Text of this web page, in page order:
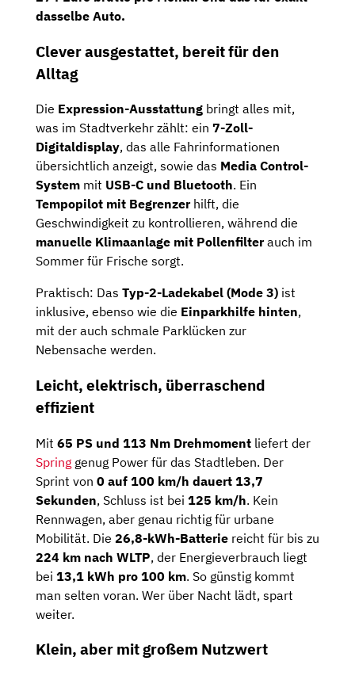
dasselbe Auto.
Clever ausgestattet, bereit für den
Alltag
Die Expression-Ausstattung bringt alles mit,
was im Stadtverkehr zählt: ein 7-Zoll-
Digitaldisplay, das alle Fahrinformationen
übersichtlich anzeigt, sowie das Media Control-
System mit USB-C und Bluetooth. Ein
Tempopilot mit Begrenzerhilft, die
Geschwindigkeit zu kontrollieren, während die
manuelle Klimaanlage mit Pollenfilterauch im
Sommer für Frische sorgt.
Praktisch: Das Typ-2-Ladekabel (Mode 3) ist
inklusive, ebenso wie die Einparkhilfe hinten,
mit der auch schmale Parklücken zur
Nebensache werden.
Leicht, elektrisch, überraschend
effizient
Mit 65 PS und 113 Nm Drehmoment liefert der
Spring genug Power für das Stadtleben. Der
Sprint von 0 auf 100 km/h dauert 13,7
Sekunden, Schluss ist bei 125 km/h. Kein
Rennwagen, aber genau richtig für urbane
Mobilität. Die 26,8-kWh-Batterie reicht für bis zu
224 km nach WLTP, der Energieverbrauch liegt
bei 13,1 kWh pro 100 km. So günstig kommt
man selten voran. Wer über Nacht lädt, spart
weiter.
Klein, aber mit großem Nutzwert